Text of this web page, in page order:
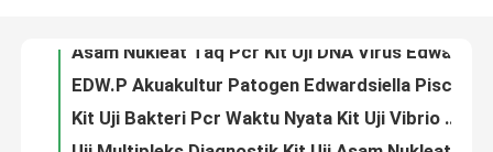
Tur Pabrik
Kontrol kualitas
Kit Uji Bakteri Pcr Waktu Nyata Kit Uji Vibrio Deteksi QPCR Fluoresensi HEX